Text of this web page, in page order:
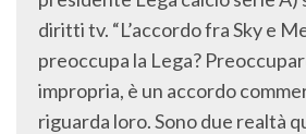
diritti tv. “L’accordo fra Sky e
preoccupa la Lega?
impropria, è un accordo
riguarda loro. Sono due realtà